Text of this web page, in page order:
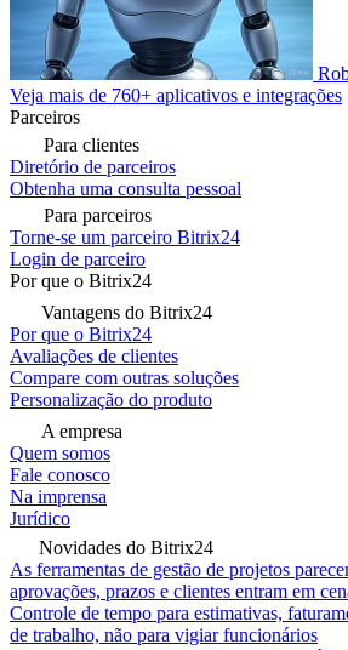
Veja mais de 760+ aplicativos e integrações
Parceiros
Para clientes
Diretório de parceiros
Obtenha uma consulta pessoal
Para parceiros
Torne-se um parceiro Bitrix24
Login de parceiro
Por que o Bitrix24
Vantagens do Bitrix24
Por que o Bitrix24
Avaliações de clientes
Compare com outras soluções
Personalização do produto
A empresa
Quem somos
Fale conosco
Na imprensa
Jurídico
Novidades do Bitrix24
As ferramentas de gestão de projetos
aprovações, prazos e clientes entram em
Controle de tempo para estimativas,
de trabalho, não para vigiar funcionários